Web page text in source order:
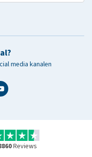
media kanalen
Reviews